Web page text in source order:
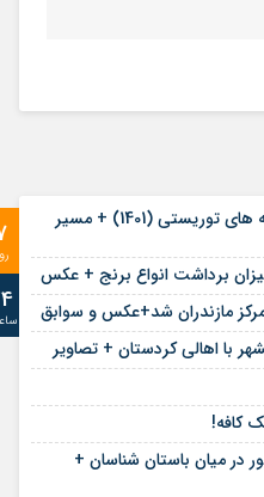
نقشه گردشگری مازندران و جاذبه های توریستی (1401) + مسیر
برداشت انواع برنج + عکس
مازندران شد+عکس و سوابق
کافه!
در میان باستان شناسان +